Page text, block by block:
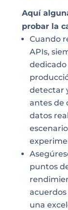
Aquí
probar la
Cuando
APIs,
detectar
antes de
datos
puntos
acuerdos
una